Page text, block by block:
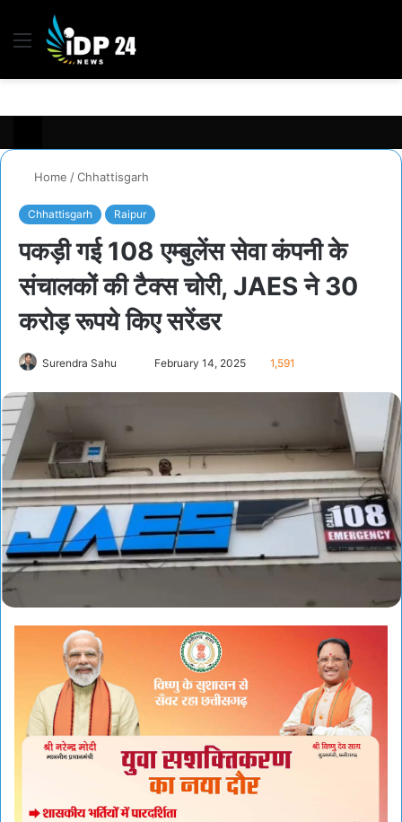
Menu
Home /Chhattisgarh
Chhattisgarh Raipur
पकड़ी गई 108 एम्बुलेंस सेवा कंपनी के
संचालकों की टैक्स चोरी, JAES ने 30
करोड़ रूपये किए सरेंडर
Surendra Sahu February 14, 2025 1,591